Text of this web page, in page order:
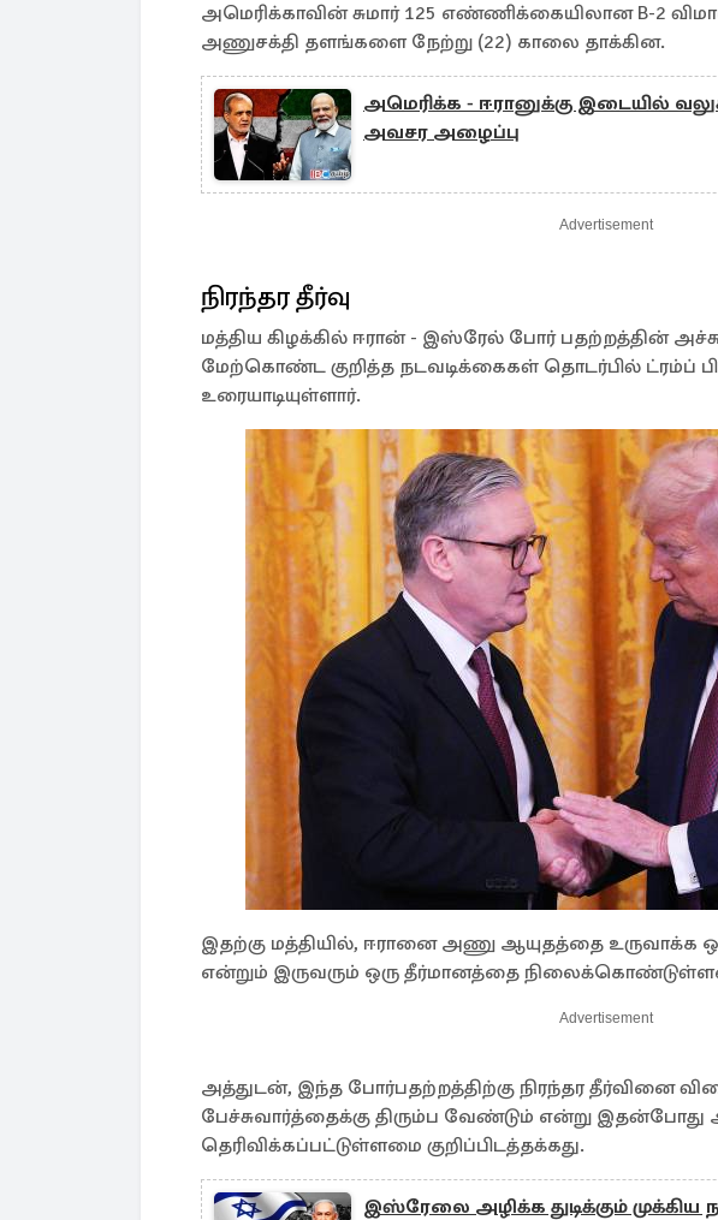
அமெரிக்காவின் சுமார் 125 எண்ணிக்கையிலான B-2
அணுசக்தி தளங்களை நேற்று (22) காலை தாக்கின.
அமெரிக்க - ஈரானுக்கு இடையில்
அவசர அழைப்பு
Advertisement
நிரந்தர தீர்வு
மத்திய கிழக்கில் ஈரான் - இஸ்ரேல் போர் பதற்றத்தின்
மேற்கொண்ட குறித்த நடவடிக்கைகள் தொடர்பில் ட்ரம்ப்
உரையாடியுள்ளார்.
இதற்கு மத்தியில், ஈரானை அணு ஆயுதத்தை உருவாக்க
என்றும் இருவரும் ஒரு தீர்மானத்தை
Advertisement
அத்துடன், இந்த போர்பதற்றத்திற்கு நிரந்தர தீர்வினை
பேச்சுவார்த்தைக்கு திரும்ப வேண்டும் என்று
தெரிவிக்கப்பட்டுள்ளமை குறிப்பிடத்தக்கது.
இஸ்ரேலை அழிக்க துடிக்கும் முக்கிய